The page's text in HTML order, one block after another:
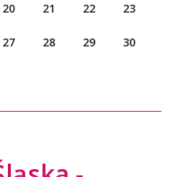
20 21 22 23
27 28 29 30